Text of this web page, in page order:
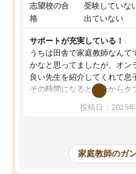
志望校の合
格
受験していな
出ていない
サポートが充実している！
うちは田舎で家庭教師なんて
かなと思ってましたが、オン
良い先生を紹介してくれて息
その時間になると自分からタ
を開いてzoomを繋げるように
た！5科目なんでもOKなのも
めて1年ほどだった今では平
科目が増えてきました！あと
投稿日：2025
家庭教師のガ